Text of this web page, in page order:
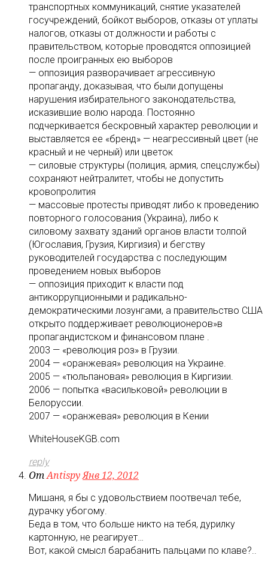
транспортных коммуникаций, снятие указателей
госучреждений, бойкот выборов, отказы от уплаты
налогов, отказы от должности и работы с
правительством, которые проводятся оппозицией
после проигранных ею выборов
— оппозиция разворачивает агрессивную
пропаганду, доказывая, что были допущены
нарушения избирательного законодательства,
исказившие волю народа. Постоянно
подчеркивается бескровный характер революции и
выставляется ее «бренд» — неагрессивный цвет (не
красный и не черный) или цветок
— силовые структуры (полиция, армия, спецслужбы)
сохраняют нейтралитет, чтобы не допустить
кровопролития
— массовые протесты приводят либо к проведению
повторного голосования (Украина), либо к
силовому захвату зданий органов власти толпой
(Югославия, Грузия, Киргизия) и бегству
руководителей государства с последующим
проведением новых выборов
— оппозиция приходит к власти под
антикоррупционными и радикально-
демократическими лозунгами, a правительство США
открыто поддерживает революционеров»в
пропагандистском и финансовом плане .
2003 — «революция роз» в Грузии.
2004 — «оранжевая» революция на Украине.
2005 — «тюльпановая» революция в Киргизии.
2006 — попытка «васильковой» революции в
Белоруссии.
2007 — «оранжевая» революция в Кении
WhiteHouseKGB.com
reply
ОтAntispyЯнв 12, 2012
Мишаня, я бы с удовольствием поотвечал тебе,
дурачку убогому.
Беда в том, что больше никто на тебя, дурилку
картонную, не реагирует…
Вот, какой смысл барабанить пальцами по клаве?..